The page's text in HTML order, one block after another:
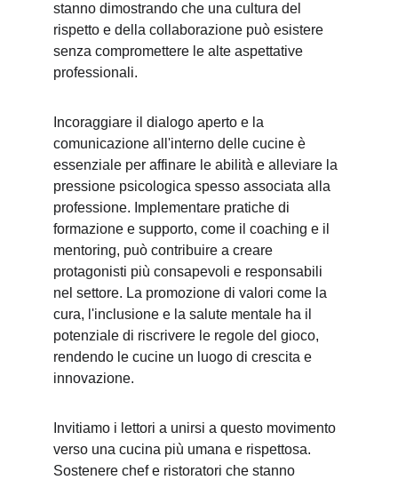
stanno dimostrando che una cultura del
rispetto e della collaborazione può esistere
senza compromettere le alte aspettative
professionali.
Incoraggiare il dialogo aperto e la
comunicazione all'interno delle cucine è
essenziale per affinare le abilità e alleviare la
pressione psicologica spesso associata alla
professione. Implementare pratiche di
formazione e supporto, come il coaching e il
mentoring, può contribuire a creare
protagonisti più consapevoli e responsabili
nel settore. La promozione di valori come la
cura, l'inclusione e la salute mentale ha il
potenziale di riscrivere le regole del gioco,
rendendo le cucine un luogo di crescita e
innovazione.
Invitiamo i lettori a unirsi a questo movimento
verso una cucina più umana e rispettosa.
Sostenere chef e ristoratori che stanno